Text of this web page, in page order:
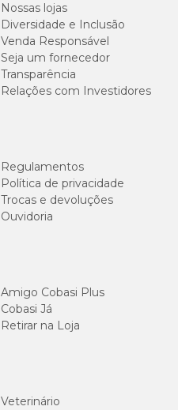
Nossas lojas
Diversidade e Inclusão
Venda Responsável
Seja um fornecedor
Transparência
Relações com Investidores
Regulamentos
Política de privacidade
Trocas e devoluções
Ouvidoria
Amigo Cobasi Plus
Cobasi Já
Retirar na Loja
Veterinário